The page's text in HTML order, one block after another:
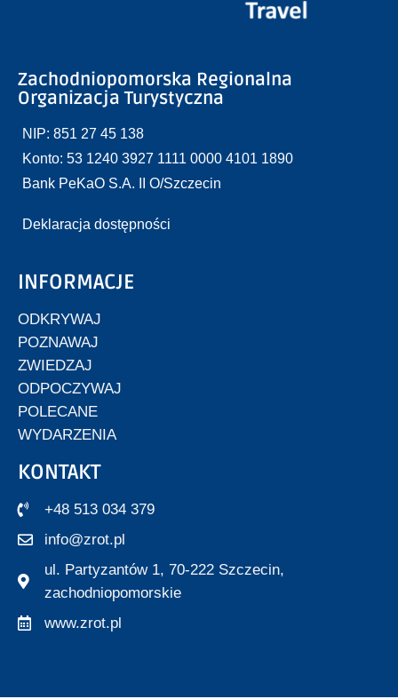
Zachodniopomorska Regionalna
Organizacja Turystyczna
NIP: 851 27 45 138
Konto: 53 1240 3927 1111 0000 4101 1890
Bank PeKaO S.A. II O/Szczecin
Deklaracja dostępności
INFORMACJE
ODKRYWAJ
POZNAWAJ
ZWIEDZAJ
ODPOCZYWAJ
POLECANE
WYDARZENIA
KONTAKT
+48 513 034 379
info@zrot.pl
ul. Partyzantów 1, 70-222 Szczecin,
zachodniopomorskie
www.zrot.pl